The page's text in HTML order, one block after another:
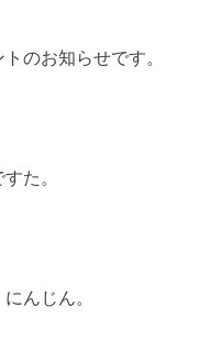
のお知らせです。
た。
んじん。